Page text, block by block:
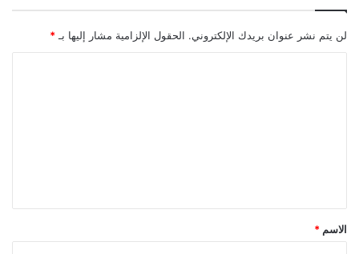
لن يتم نشر عنوان بريدك الإلكتروني. الحقول الإلزامية مشار إليها بـ *
ق
*
الاسم *